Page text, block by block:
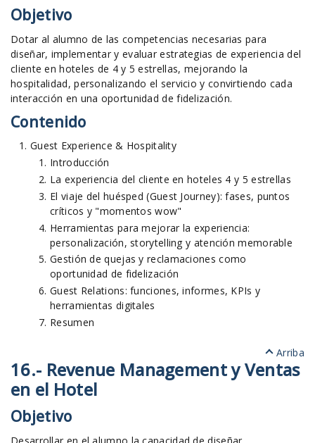
Objetivo
Dotar al alumno de las competencias necesarias para
diseñar, implementar y evaluar estrategias de experiencia del
cliente en hoteles de 4 y 5 estrellas, mejorando la
hospitalidad, personalizando el servicio y convirtiendo cada
interacción en una oportunidad de fidelización.
Contenido
Guest Experience & Hospitality
Introducción
La experiencia del cliente en hoteles 4 y 5 estrellas
El viaje del huésped (Guest Journey): fases, puntos
críticos y "momentos wow"
Herramientas para mejorar la experiencia:
personalización, storytelling y atención memorable
Gestión de quejas y reclamaciones como
oportunidad de fidelización
Guest Relations: funciones, informes, KPIs y
herramientas digitales
Resumen
Arriba
16.- Revenue Management y Ventas
en el Hotel
Objetivo